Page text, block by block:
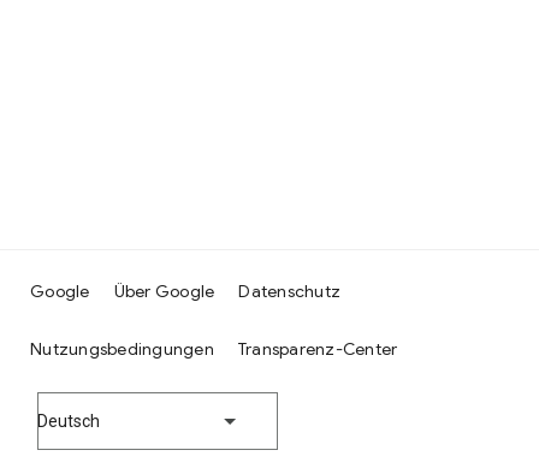
Google Über Google Datenschutz
Nutzungsbedingungen Transparenz-Center
Deutsch